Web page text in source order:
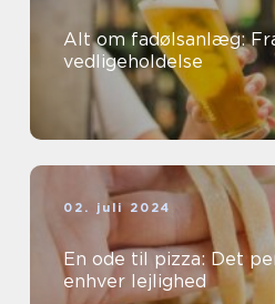
Alt om fadølsanlæg:
vedligeholdelse
02. juli 2024
En ode til pizza: Det
enhver lejlighed